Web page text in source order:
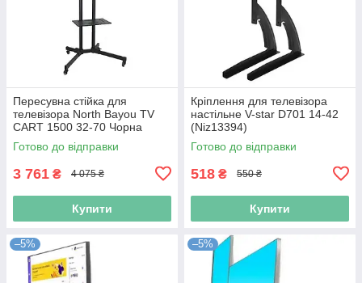
Пересувна стійка для
телевізора North Bayou TV
CART 1500 32-70 Чорна
(N018558)
Готово до відправки
3 761 ₴ 4 075 ₴
Купити
Кріплення для телевізора
настільне V-star D701 14-42
(Niz13394)
Готово до відправки
518 ₴ 550 ₴
Купити
–5% –5%